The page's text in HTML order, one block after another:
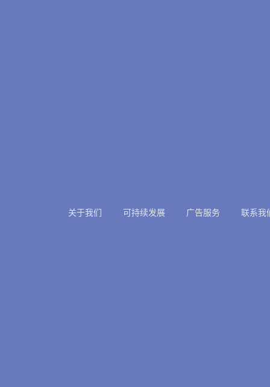
关于我们 可持续发展 广告服务 联系我